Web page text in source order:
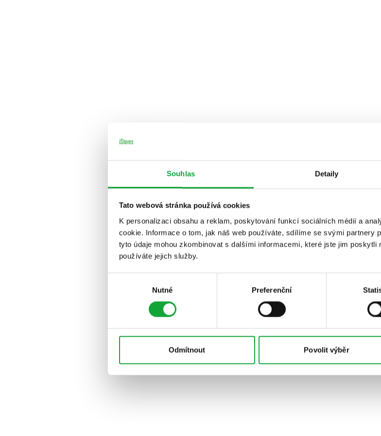
Souhlas Detaily
Tato webová stránka používá cookies
K personalizaci obsahu a reklam, poskytování funkcí sociálních médií a
cookie. Informace o tom, jak náš web používáte, sdílíme se svými partnery
tyto údaje mohou zkombinovat s dalšími informacemi, které jste jim poskytli
používáte jejich služby.
Nutné Preferenční
Odmítnout Povolit výběr